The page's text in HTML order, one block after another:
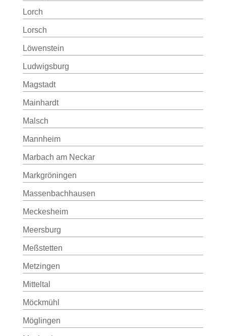
Lorch
Lorsch
Löwenstein
Ludwigsburg
Magstadt
Mainhardt
Malsch
Mannheim
Marbach am Neckar
Markgröningen
Massenbachhausen
Meckesheim
Meersburg
Meßstetten
Metzingen
Mitteltal
Möckmühl
Möglingen